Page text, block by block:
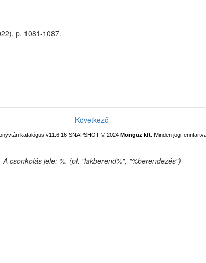
p. 1081-1087.
Következő
katalógus v11.6.16-SNAPSHOT © 2024 Monguz kft. Minden jog
A csonkolás jele: %. (pl. "lakberend%", "%berendezés")